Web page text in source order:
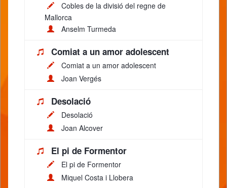
Cobles de la divisió del regne de
Mallorca
Anselm Turmeda
Comiat a un amor adolescent
Comiat a un amor adolescent
Joan Vergés
Desolació
Desolació
Joan Alcover
El pi de Formentor
El pi de Formentor
Miquel Costa i Llobera